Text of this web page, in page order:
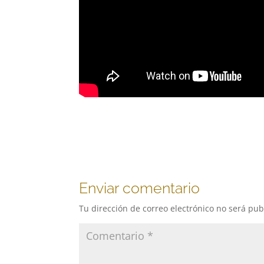
Enviar comentario
Tu dirección de correo electrónico no será